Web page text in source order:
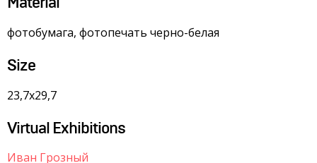
фотобумага, фотопечать черно-белая
Size
23,7х29,7
Virtual Exhibitions
Иван Грозный